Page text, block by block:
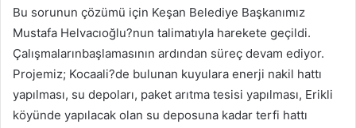
Bu sorunun çözümü için Keşan Belediye Başkanımız
Mustafa Helvacıoğlu?nun talimatıyla harekete geçildi.
Çalışmalarınbaşlamasının ardından süreç devam ediyor.
Projemiz; Kocaali?de bulunan kuyulara enerji nakil hattı
yapılması, su depoları, paket arıtma tesisi yapılması, Erikli
köyünde yapılacak olan su deposuna kadar terfi hattı